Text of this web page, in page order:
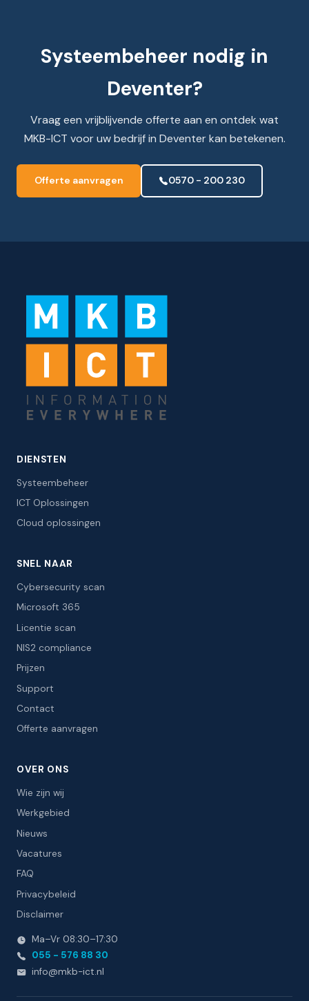
Systeembeheer nodig in
Deventer?
Vraag een vrijblijvende offerte aan en ontdek wat
MKB-ICT voor uw bedrijf in Deventer kan betekenen.
Offerte aanvragen 0570 - 200 230
DIENSTEN
Systeembeheer
ICT Oplossingen
Cloud oplossingen
SNEL NAAR
Cybersecurity scan
Microsoft 365
Licentie scan
NIS2 compliance
Prijzen
Support
Contact
Offerte aanvragen
OVER ONS
Wie zijn wij
Werkgebied
Nieuws
Vacatures
FAQ
Privacybeleid
Disclaimer
Ma–Vr 08:30–17:30
055 - 576 88 30
info@mkb-ict.nl